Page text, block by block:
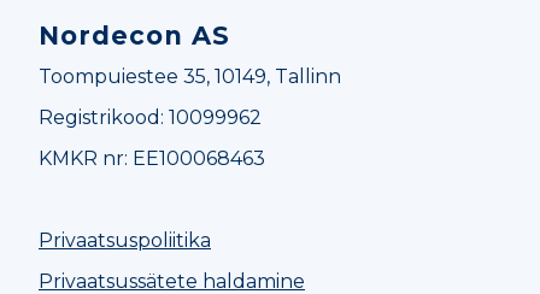
Nordecon AS
Toompuiestee 35, 10149, Tallinn
Registrikood: 10099962
KMKR nr: EE100068463
Privaatsuspoliitika
Privaatsussätete haldamine